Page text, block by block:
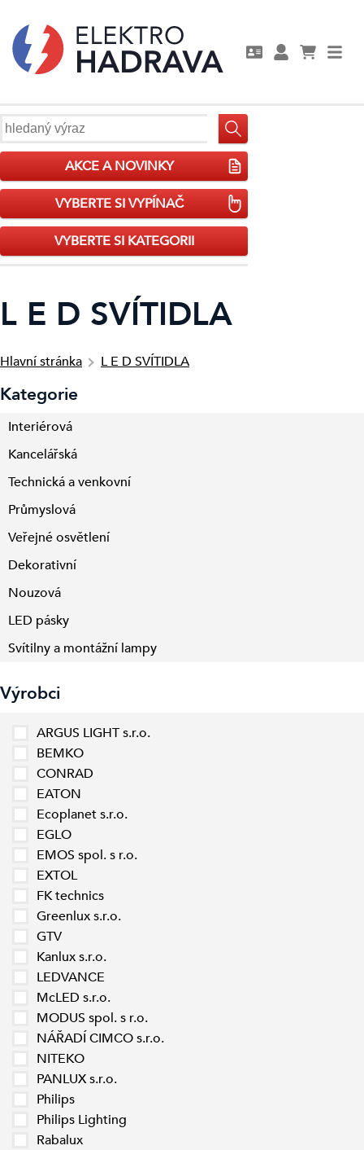
AKCE A NOVINKY
VYBERTE SI VYPÍNAČ
VYBERTE SI KATEGORII
L E D SVÍTIDLA
Hlavní stránka L E D SVÍTIDLA
Kategorie
Interiérová
Kancelářská
Technická a venkovní
Průmyslová
Veřejné osvětlení
Dekorativní
Nouzová
LED pásky
Svítilny a montážní lampy
Výrobci
ARGUS LIGHT s.r.o.
BEMKO
CONRAD
EATON
Ecoplanet s.r.o.
EGLO
EMOS spol. s r.o.
EXTOL
FK technics
Greenlux s.r.o.
GTV
Kanlux s.r.o.
LEDVANCE
McLED s.r.o.
MODUS spol. s r.o.
NÁŘADÍ CIMCO s.r.o.
NITEKO
PANLUX s.r.o.
Philips
Philips Lighting
Rabalux